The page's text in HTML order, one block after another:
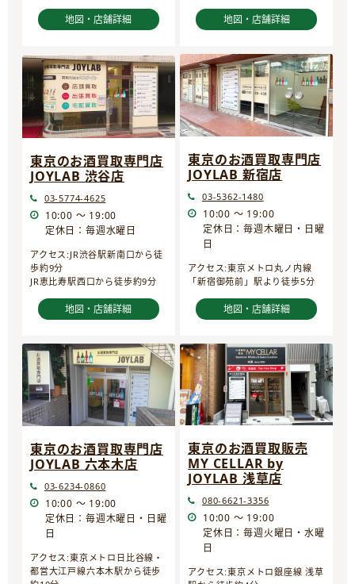
地図・店舗詳細 地図・店舗詳細
東京のお酒買取専門店
JOYLAB 渋谷店
03-5774-4625
10:00 ～ 19:00
定休日：毎週水曜日
アクセス:JR渋谷駅新南口から徒
歩約9分
JR恵比寿駅西口から徒歩約9分
地図・店舗詳細
東京のお酒買取専門店
JOYLAB 新宿店
03-5362-1480
10:00 ～ 19:00
定休日：毎週木曜日・日曜
日
アクセス:東京メトロ丸ノ内線
「新宿御苑前」駅より徒歩5分
地図・店舗詳細
東京のお酒買取専門店
JOYLAB 六本木店
03-6234-0860
10:00 ～ 19:00
定休日：毎週木曜日・日曜
日
アクセス:東京メトロ日比谷線・
都営大江戸線六本木駅から徒歩
東京のお酒買取販売
MY CELLAR by
JOYLAB 浅草店
080-6621-3356
10:00 ～ 19:00
定休日：毎週火曜日・水曜
日
アクセス:東京メトロ銀座線 浅草